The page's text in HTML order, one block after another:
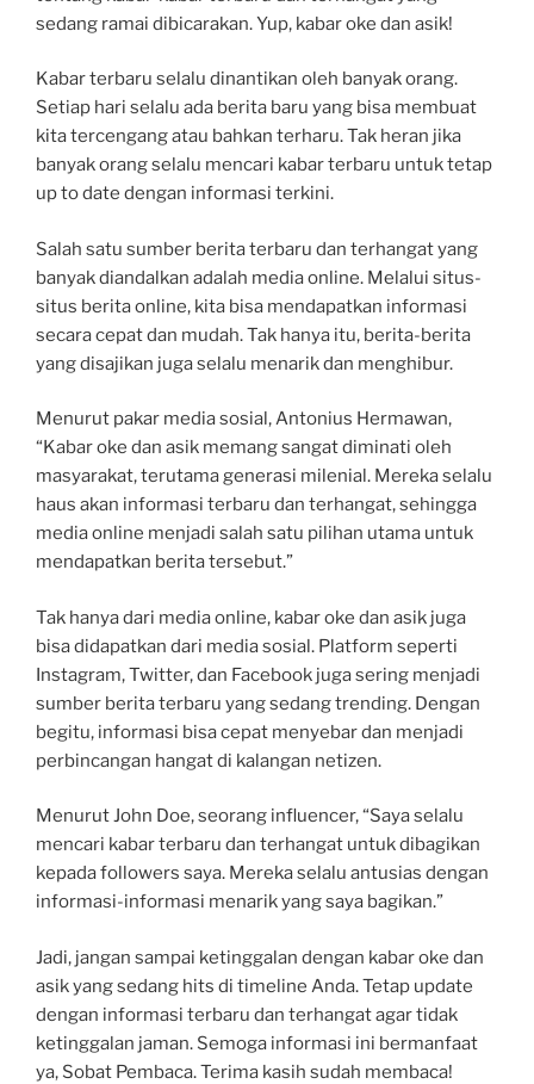
sedang ramai dibicarakan. Yup, kabar oke dan asik!
Kabar terbaru selalu dinantikan oleh banyak orang.
Setiap hari selalu ada berita baru yang bisa membuat
kita tercengang atau bahkan terharu. Tak heran jika
banyak orang selalu mencari kabar terbaru untuk tetap
up to date dengan informasi terkini.
Salah satu sumber berita terbaru dan terhangat yang
banyak diandalkan adalah media online. Melalui situs-
situs berita online, kita bisa mendapatkan informasi
secara cepat dan mudah. Tak hanya itu, berita-berita
yang disajikan juga selalu menarik dan menghibur.
Menurut pakar media sosial, Antonius Hermawan,
“Kabar oke dan asik memang sangat diminati oleh
masyarakat, terutama generasi milenial. Mereka selalu
haus akan informasi terbaru dan terhangat, sehingga
media online menjadi salah satu pilihan utama untuk
mendapatkan berita tersebut.”
Tak hanya dari media online, kabar oke dan asik juga
bisa didapatkan dari media sosial. Platform seperti
Instagram, Twitter, dan Facebook juga sering menjadi
sumber berita terbaru yang sedang trending. Dengan
begitu, informasi bisa cepat menyebar dan menjadi
perbincangan hangat di kalangan netizen.
Menurut John Doe, seorang influencer, “Saya selalu
mencari kabar terbaru dan terhangat untuk dibagikan
kepada followers saya. Mereka selalu antusias dengan
informasi-informasi menarik yang saya bagikan.”
Jadi, jangan sampai ketinggalan dengan kabar oke dan
asik yang sedang hits di timeline Anda. Tetap update
dengan informasi terbaru dan terhangat agar tidak
ketinggalan jaman. Semoga informasi ini bermanfaat
ya, Sobat Pembaca. Terima kasih sudah membaca!